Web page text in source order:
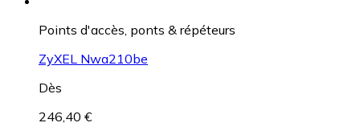
Points d'accès, ponts & répéteurs
ZyXEL Nwa210be
Dès
246,40 €